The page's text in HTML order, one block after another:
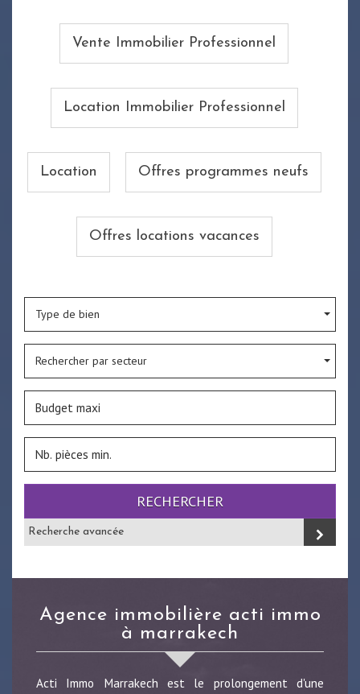
Vente Immobilier Professionnel
Location Immobilier Professionnel
Location Offres programmes neufs
Offres locations vacances
Type de bien
Rechercher par secteur
RECHERCHER
Recherche avancée
agence immobilière acti immo
à marrakech
Acti Immo Marrakech est le prolongement d'une